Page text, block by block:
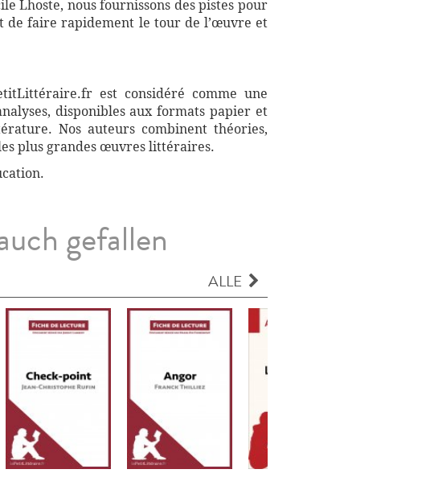
Lhoste, nous fournissons des pistes pour
de faire rapidement le tour de l’œuvre et
est considéré comme une
disponibles aux formats papier et
Nos auteurs combinent théories,
plus grandes œuvres littéraires.
gefallen
ALLE